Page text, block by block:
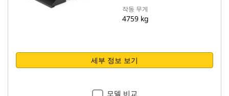
작동 무게
4759 kg
세부 정보 보기
모델 비교